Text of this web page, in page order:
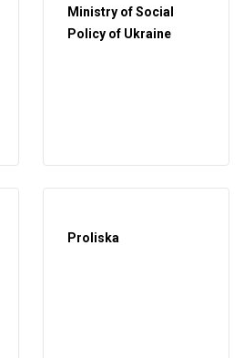
Ministry of Social
Policy of Ukraine
Proliska